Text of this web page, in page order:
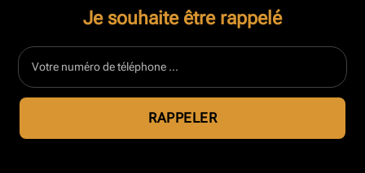
Je souhaite être rappelé